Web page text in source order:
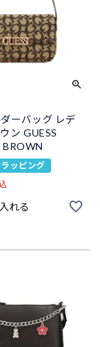
ーバッグ レデ
ン GUESS
ラッピング
れる